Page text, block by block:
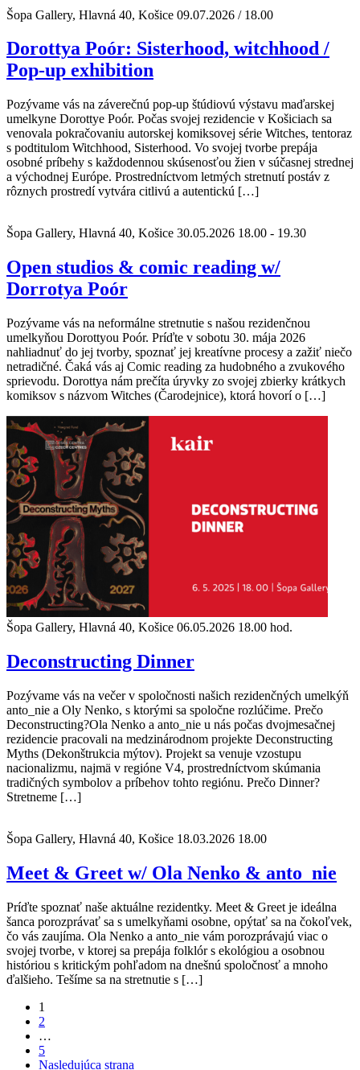
Šopa Gallery, Hlavná 40, Košice 09.07.2026 / 18.00
Dorottya Poór: Sisterhood, witchhood /
Pop-up exhibition
Pozývame vás na záverečnú pop-up štúdiovú výstavu maďarskej
umelkyne Dorottye Poór. Počas svojej rezidencie v Košiciach sa
venovala pokračovaniu autorskej komiksovej série Witches, tentoraz
s podtitulom Witchhood, Sisterhood. Vo svojej tvorbe prepája
osobné príbehy s každodennou skúsenosťou žien v súčasnej strednej
a východnej Európe. Prostredníctvom letmých stretnutí postáv z
rôznych prostredí vytvára citlivú a autentickú […]
Šopa Gallery, Hlavná 40, Košice 30.05.2026 18.00 - 19.30
Open studios & comic reading w/
Dorrotya Poór
Pozývame vás na neformálne stretnutie s našou rezidenčnou
umelkyňou Dorottyou Poór. Príďte v sobotu 30. mája 2026
nahliadnuť do jej tvorby, spoznať jej kreatívne procesy a zažiť niečo
netradičné. Čaká vás aj Comic reading za hudobného a zvukového
sprievodu. Dorottya nám prečíta úryvky zo svojej zbierky krátkych
komiksov s názvom Witches (Čarodejnice), ktorá hovorí o […]
Šopa Gallery, Hlavná 40, Košice 06.05.2026 18.00 hod.
Deconstructing Dinner
Pozývame vás na večer v spoločnosti našich rezidenčných umelkýň
anto_nie a Oly Nenko, s ktorými sa spoločne rozlúčime. Prečo
Deconstructing?Ola Nenko a anto_nie u nás počas dvojmesačnej
rezidencie pracovali na medzinárodnom projekte Deconstructing
Myths (Dekonštrukcia mýtov). Projekt sa venuje vzostupu
nacionalizmu, najmä v regióne V4, prostredníctvom skúmania
tradičných symbolov a príbehov tohto regiónu. Prečo Dinner?
Stretneme […]
Šopa Gallery, Hlavná 40, Košice 18.03.2026 18.00
Meet & Greet w/ Ola Nenko & anto_nie
Príďte spoznať naše aktuálne rezidentky. Meet & Greet je ideálna
šanca porozprávať sa s umelkyňami osobne, opýtať sa na čokoľvek,
čo vás zaujíma. Ola Nenko a anto_nie vám porozprávajú viac o
svojej tvorbe, v ktorej sa prepája folklór s ekológiou a osobnou
históriou s kritickým pohľadom na dnešnú spoločnosť a mnoho
ďalšieho. Tešíme sa na stretnutie s […]
Navigácia
článkoch
1
2
…
5
Nasledujúca strana